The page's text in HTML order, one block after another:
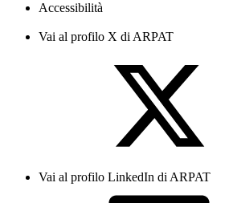
Accessibilità
Vai al profilo X di ARPAT
Vai al profilo LinkedIn di ARPAT